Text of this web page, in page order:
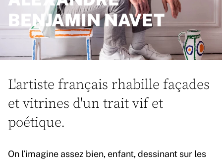
BENJAMIN NAVET
L'artiste français rhabille façades
et vitrines d'un trait vif et
poétique.
On l’imagine assez bien, enfant, dessinant sur les